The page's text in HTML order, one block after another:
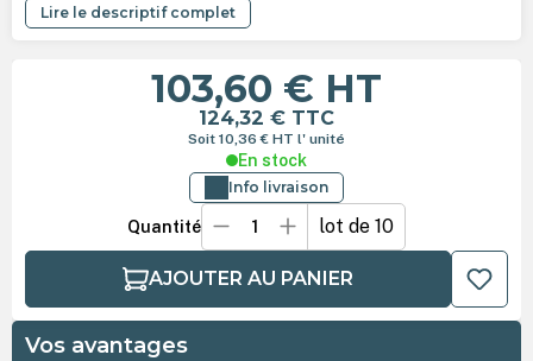
Lire le descriptif complet
103,60 € HT
124,32 € TTC
Soit 10,36 € HT l' unité
En stock
Info livraison
Quantité lot de 10
AJOUTER AU PANIER
Vos avantages